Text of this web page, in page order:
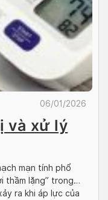
06/01/2026
và xử lý
mạn tính phổ
thầm lặng” trong
ra khi áp lực của